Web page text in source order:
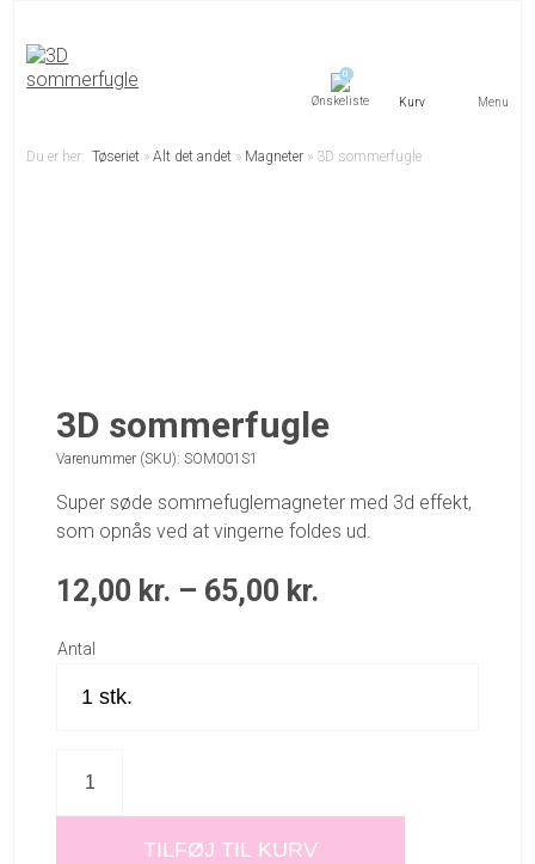
0
Menu
Du er her:Tøseriet »Alt det andet » Magneter » 3D sommerfugle
3D sommerfugle
Varenummer (SKU):SOM001S1
Super søde sommefuglemagneter med 3d effekt,
som opnås ved at vingerne foldes ud.
12,00 kr. – 65,00 kr.
Antal
TILFØJ TIL KURV